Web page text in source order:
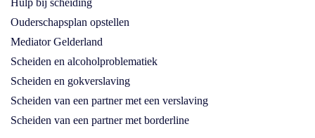
Ouderschapsplan opstellen
Mediator Gelderland
Scheiden en alcoholproblematiek
Scheiden en gokverslaving
Scheiden van een partner met een verslaving
Scheiden van een partner met borderline